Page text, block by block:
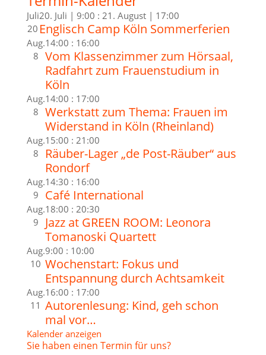
Juli
20
20. Juli | 9:00 : 21. August | 17:00
Englisch Camp Köln Sommerferien
Aug.
8
14:00 : 16:00
Vom Klassenzimmer zum Hörsaal,
Radfahrt zum Frauenstudium in
Köln
Aug.
8
14:00 : 17:00
Werkstatt zum Thema: Frauen im
Widerstand in Köln (Rheinland)
Aug.
8
15:00 : 21:00
Räuber-Lager „de Post-Räuber“ aus
Rondorf
Aug.
9
14:30 : 16:00
Café International
Aug.
9
18:00 : 20:30
Jazz at GREEN ROOM: Leonora
Tomanoski Quartett
Aug.
10
9:00 : 10:00
Wochenstart: Fokus und
Entspannung durch Achtsamkeit
Aug.
11
16:00 : 17:00
Autorenlesung: Kind, geh schon
mal vor…
Kalender anzeigen
Sie haben einen Termin für uns?